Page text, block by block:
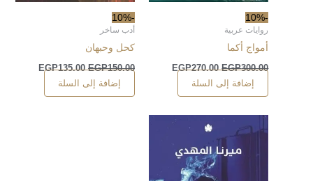
-10%
روايات عربية
أمواج أكما
EGP300.00
EGP270.00
إضافة إلى السلة
-10%
أدب ساخر
كحل وحبهان
EGP150.00
EGP135.00
إضافة إلى السلة